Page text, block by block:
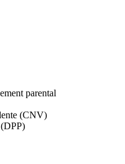
parental
(CNV)